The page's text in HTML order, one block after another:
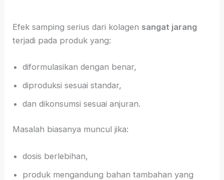
Efek samping serius dari kolagen sangat jarang
terjadi pada produk yang:
diformulasikan dengan benar,
diproduksi sesuai standar,
dan dikonsumsi sesuai anjuran.
Masalah biasanya muncul jika:
dosis berlebihan,
produk mengandung bahan tambahan yang